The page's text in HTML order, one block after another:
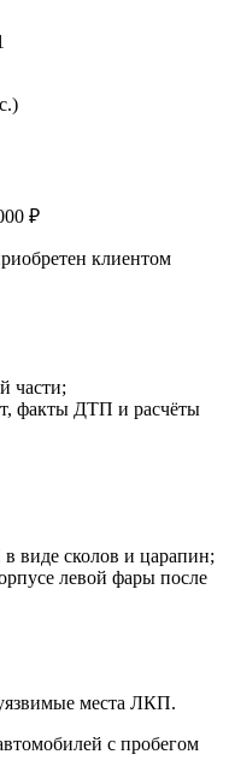
₽
клиентом
части;
факты ДТП и расчёты
виде сколов и царапин;
левой фары после
места ЛКП.
с пробегом